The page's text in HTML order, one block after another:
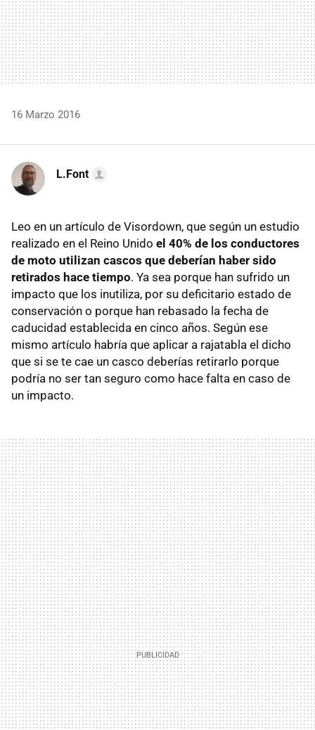
16 Marzo 2016
L.Font
Leo en un artículo de Visordown, que según un estudio
realizado en el Reino Unido el 40% de los conductores
de moto utilizan cascos que deberían haber sido
retirados hace tiempo. Ya sea porque han sufrido un
impacto que los inutiliza, por su deficitario estado de
conservación o porque han rebasado la fecha de
caducidad establecida en cinco años. Según ese
mismo artículo habría que aplicar a rajatabla el dicho
que si se te cae un casco deberías retirarlo porque
podría no ser tan seguro como hace falta en caso de
un impacto.